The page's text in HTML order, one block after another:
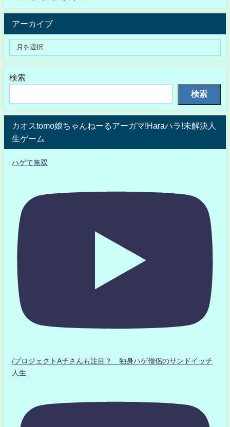
アーカイブ
検索
検索
カオスtomo娘ちゃんねーるアーガマ!Haraハラ!未解決人
生ゲーム
ハゲて無双
/プロジェクトA子さんも注目？ 独身ハゲ僧侶のサンドイッチ
人生